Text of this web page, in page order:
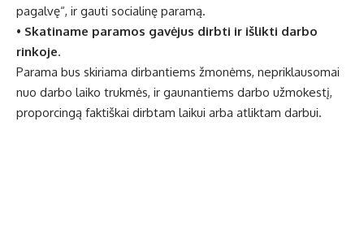
pagalvę“, ir gauti socialinę paramą.
• Skatiname paramos gavėjus dirbti ir išlikti darbo
rinkoje.
Parama bus skiriama dirbantiems žmonėms, nepriklausomai
nuo darbo laiko trukmės, ir gaunantiems darbo užmokestį,
proporcingą faktiškai dirbtam laikui arba atliktam darbui.